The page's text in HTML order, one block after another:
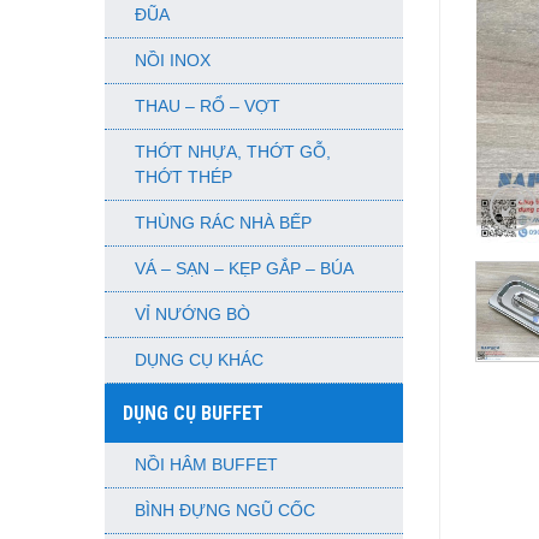
ĐŨA
NỒI INOX
THAU – RỔ – VỢT
THỚT NHỰA, THỚT GỖ,
THỚT THÉP
THÙNG RÁC NHÀ BẾP
VÁ – SẠN – KẸP GẮP – BÚA
VỈ NƯỚNG BÒ
DỤNG CỤ KHÁC
DỤNG CỤ BUFFET
NỒI HÂM BUFFET
BÌNH ĐỰNG NGŨ CỐC